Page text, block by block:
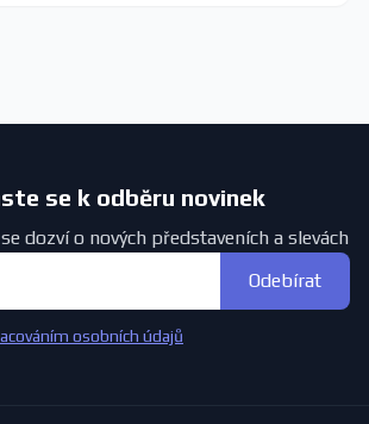
se k odběru novinek
dozví o nových představeních a slevách
Odebírat
osobních údajů